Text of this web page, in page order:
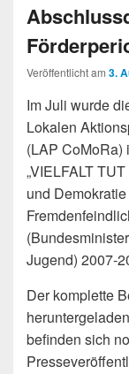
Veröffentlicht am 3.
Im Juli wurde
Lokalen
(LAP CoMoRa)
„VIELFALT
und
Jugend) 2007-
Der komplette
befinden sich